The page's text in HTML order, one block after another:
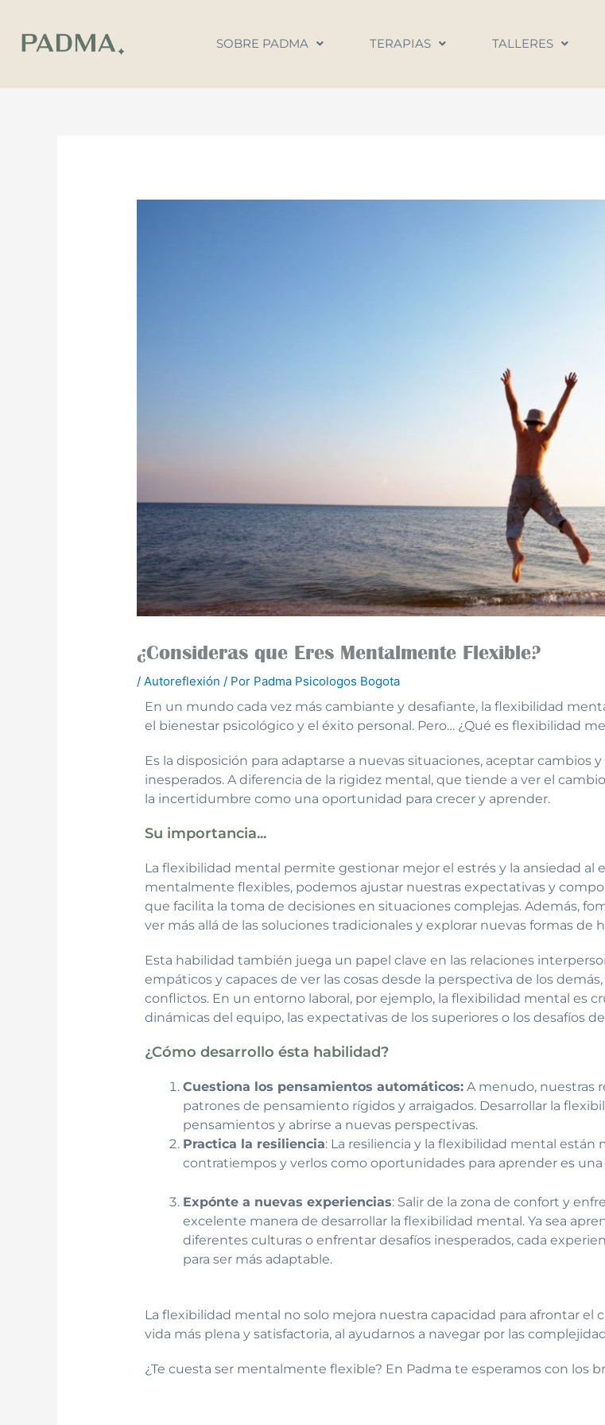
contenido
SOBRE PADMA TERAPIAS TALLERES
¿Consideras que Eres Mentalmente Flexible?
/Autoreflexión / Por Padma Psicologos Bogota
En un mundo cada vez más cambiante y desafiante, la flexibilidad
el bienestar psicológico y el éxito personal. Pero… ¿Qué es flexibilidad
Es la disposición para adaptarse a nuevas situaciones, aceptar
inesperados. A diferencia de la rigidez mental, que tiende a ver el
la incertidumbre como una oportunidad para crecer y aprender.
Su importancia...
La flexibilidad mental permite gestionar mejor el estrés y la ansiedad al
mentalmente flexibles, podemos ajustar nuestras expectativas y
que facilita la toma de decisiones en situaciones complejas. Además,
ver más allá de las soluciones tradicionales y explorar nuevas formas de
Esta habilidad también juega un papel clave en las relaciones
empáticos y capaces de ver las cosas desde la perspectiva de los
conflictos. En un entorno laboral, por ejemplo, la flexibilidad mental es
dinámicas del equipo, las expectativas de los superiores o los desafíos
¿Cómo desarrollo ésta habilidad?
Cuestiona los pensamientos automáticos: A menudo, nuestras
patrones de pensamiento rígidos y arraigados. Desarrollar la
pensamientos y abrirse a nuevas perspectivas.
Practica la resiliencia: La resiliencia y la flexibilidad mental están
contratiempos y verlos como oportunidades para aprender es
Expónte a nuevas experiencias: Salir de la zona de confort y
excelente manera de desarrollar la flexibilidad mental. Ya sea
diferentes culturas o enfrentar desafíos inesperados, cada
para ser más adaptable.
La flexibilidad mental no solo mejora nuestra capacidad para afrontar
vida más plena y satisfactoria, al ayudarnos a navegar por las
¿Te cuesta ser mentalmente flexible? En Padma te esperamos con los